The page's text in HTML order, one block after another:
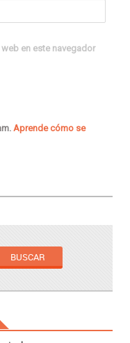
en este navegador
Aprende cómo se